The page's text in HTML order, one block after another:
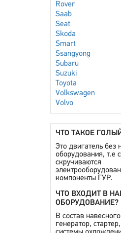
Rover
Saab
Seat
Skoda
Smart
Ssangyong
Subaru
Suzuki
Toyota
Volkswagen
Volvo
ЧТО ТАКОЕ
Это двигатель без
оборудования, т.е
скручиваются
компоненты ГУР.
ЧТО ВХОДИТ В
ОБОРУДОВАНИЕ?
В состав
генератор,